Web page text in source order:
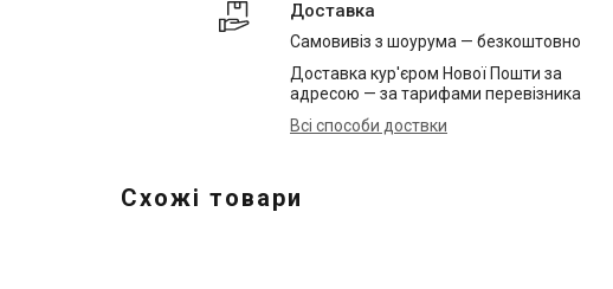
Доставка
Самовивіз з шоурума — безкоштовно
Доставка кур'єром Нової Пошти за
адресою — за тарифами перевізника
Всі способи доствки
Схожі товари